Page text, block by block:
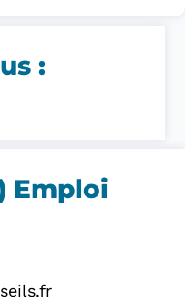
:​
Emploi